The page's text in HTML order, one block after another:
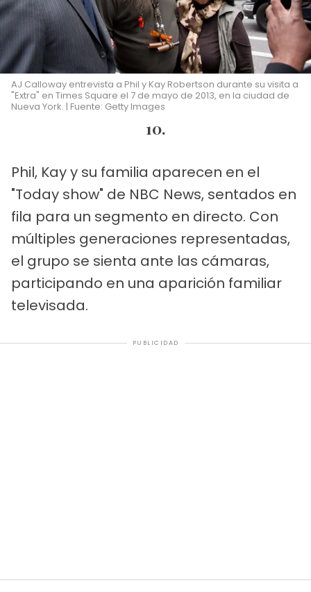
AJ Calloway entrevista a Phil y Kay Robertson durante su visita a
"Extra" en Times Square el 7 de mayo de 2013, en la ciudad de
Nueva York. | Fuente: Getty Images
10.
Phil, Kay y su familia aparecen en el
"Today show" de NBC News, sentados en
fila para un segmento en directo. Con
múltiples generaciones representadas,
el grupo se sienta ante las cámaras,
participando en una aparición familiar
televisada.
PUBLICIDAD